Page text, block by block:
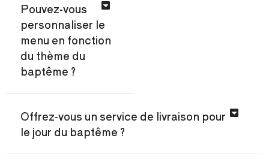
Pouvez-vous
personnaliser le
menu en fonction
du thème du
baptême ?
Offrez-vous un service de livraison pour
le jour du baptême ?